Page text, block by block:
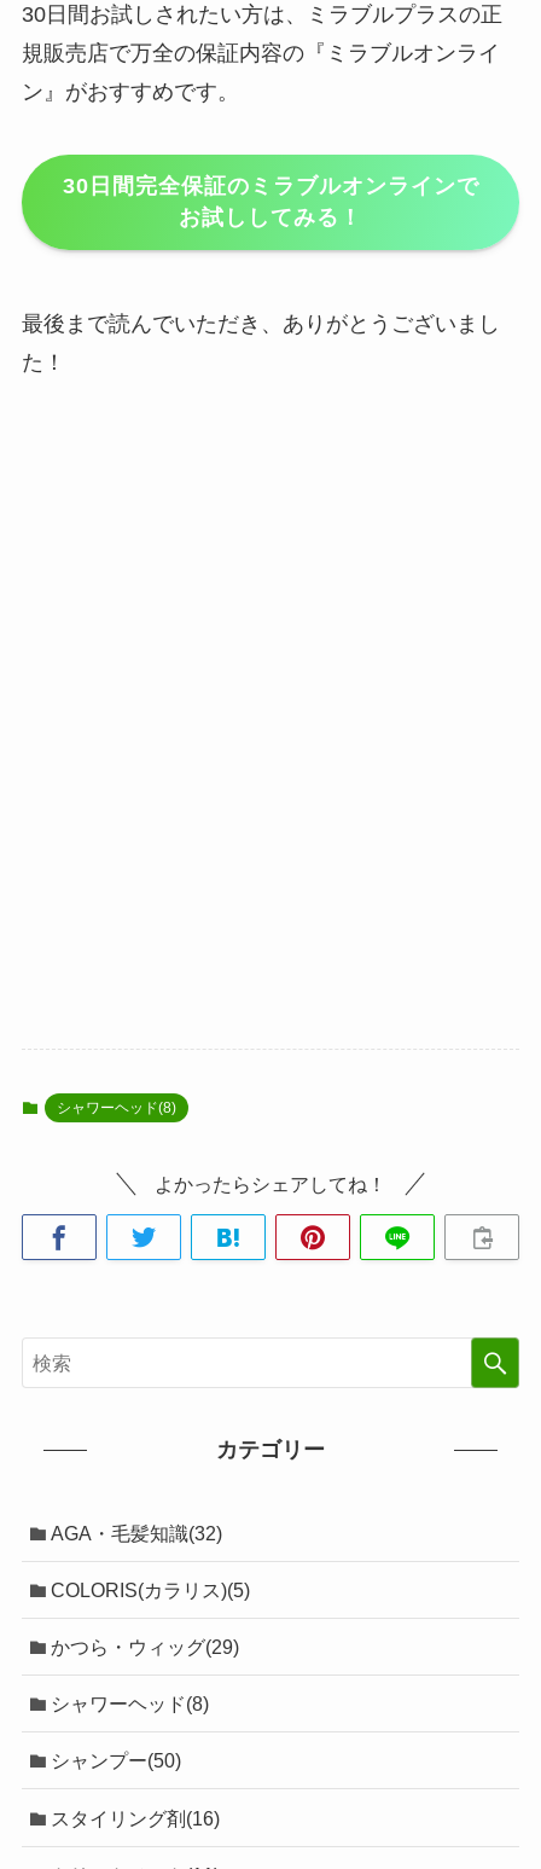
30日間お試しされたい方は、ミラブルプラスの正
規販売店で万全の保証内容の『ミラブルオンライ
ン』がおすすめです。
30日間完全保証のミラブルオンラインで
お試ししてみる！
最後まで読んでいただき、ありがとうございまし
た！
シャワーヘッド(8)
よかったらシェアしてね！
カテゴリー
AGA・毛髪知識(32)
COLORIS(カラリス)(5)
かつら・ウィッグ(29)
シャワーヘッド(8)
シャンプー(50)
スタイリング剤(16)